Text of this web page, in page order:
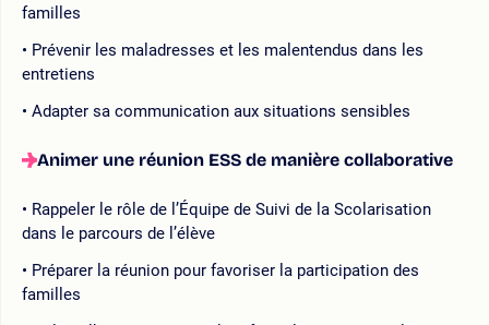
familles
Prévenir les maladresses et les malentendus dans les
entretiens
Adapter sa communication aux situations sensibles
Animer une réunion ESS de manière collaborative
Rappeler le rôle de l’Équipe de Suivi de la Scolarisation
dans le parcours de l’élève
Préparer la réunion pour favoriser la participation des
familles